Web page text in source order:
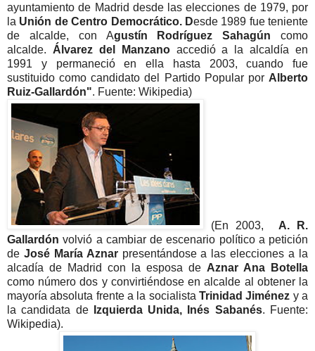
ayuntamiento de Madrid desde las elecciones de 1979, por
la Unión de Centro Democrático. Desde 1989 fue teniente
de alcalde, con Agustín Rodríguez Sahagún como
alcalde. Álvarez del Manzanoaccedió a la alcaldía en
1991 y permaneció en ella hasta 2003, cuando fue
sustituido como candidato del Partido Popular por Alberto
Ruiz-Gallardón". Fuente: Wikipedia)
(En 2003, A. R.
Gallardón volvió a cambiar de escenario político a petición
de José María Aznar presentándose a las elecciones a la
alcadía de Madrid con la esposa de Aznar Ana Botella
como número dos y convirtiéndose en alcalde al obtener la
mayoría absoluta frente a la socialista Trinidad Jiménez y a
la candidata de
Izquierda Unida, Inés Sabanés. Fuente:
Wikipedia).